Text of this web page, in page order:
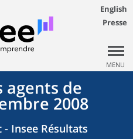
English
Presse
MENU
agents de
2008
Insee Résultats